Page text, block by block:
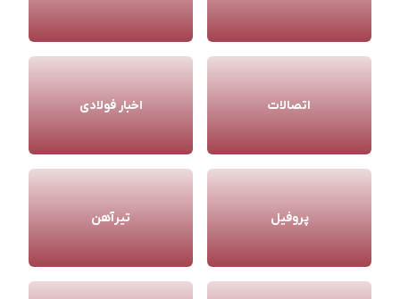
اتصالات اخبار فولادی
پروفیل تیرآهن